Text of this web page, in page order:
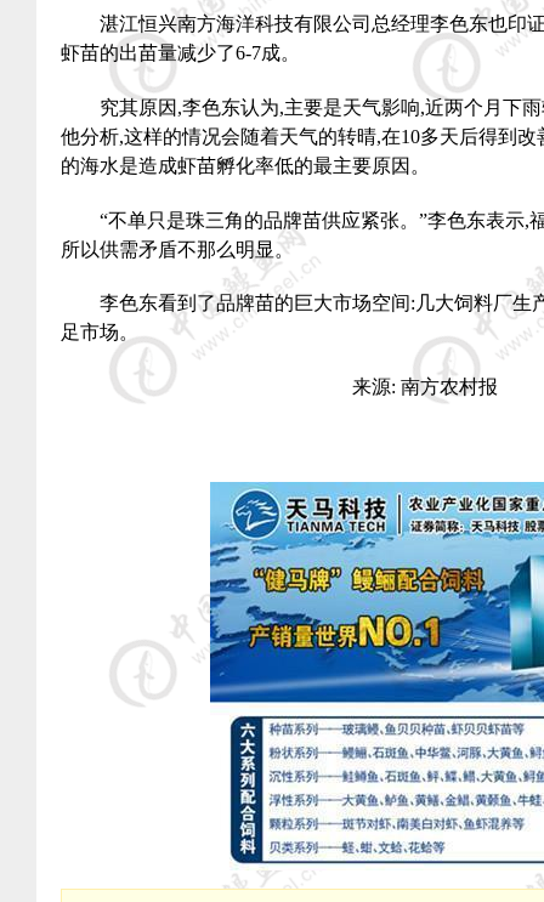
湛江恒兴南方海洋科技有限公司总经理李色东也印
虾苗的出苗量减少了6-7成。
究其原因 ,李色东认为,主要是天气影响,近两个月下
他分析,这样的情况会随着天气的转晴,在10多天后得到改
的海水是造成虾苗孵化率低的最主要原因。
“不单只是珠三角的品牌苗供应紧张。”李色东表示,
所以供需矛盾不那么明显。
李色东看到了品牌苗的巨大市场空间: 几大饲料厂生
足市场。
来源: 南方农村报